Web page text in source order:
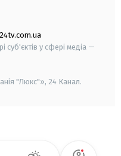
суб'єктів у сфері медіа —
"Люкс"», 24 Канал.